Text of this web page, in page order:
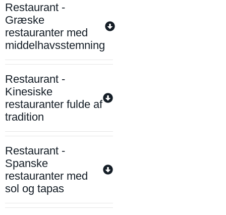
Restaurant -
Græske
restauranter med
middelhavsstemning
Restaurant -
Kinesiske
restauranter fulde af
tradition
Restaurant -
Spanske
restauranter med
sol og tapas